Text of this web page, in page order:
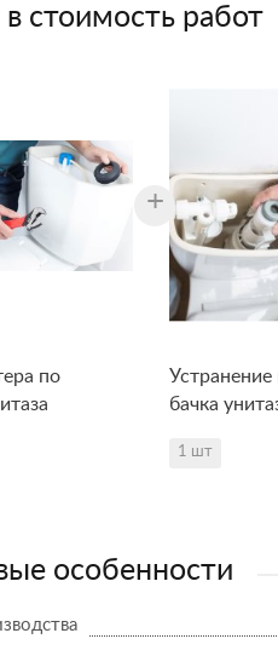
в стоимость работ
+
по
Устранение
бачка
1 шт
особенности